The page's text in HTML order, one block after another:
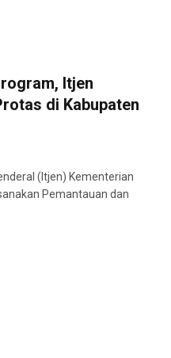
Itjen
di Kabupaten
(Itjen) Kementerian
Pemantauan dan